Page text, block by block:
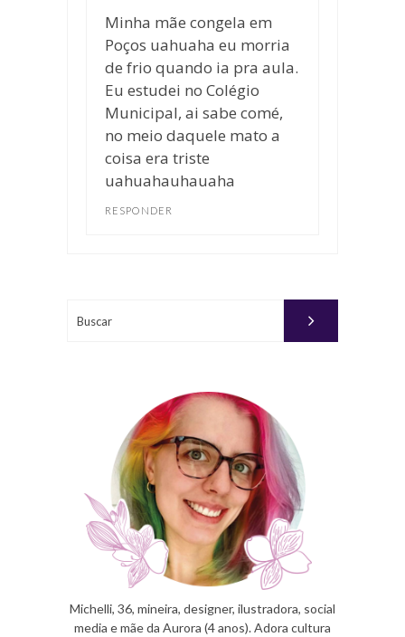
Minha mãe congela em
Poços uahuaha eu morria
de frio quando ia pra aula.
Eu estudei no Colégio
Municipal, ai sabe comé,
no meio daquele mato a
coisa era triste
uahuahauhauaha
RESPONDER
Michelli, 36, mineira, designer, ilustradora, social
media e mãe da Aurora (4 anos). Adora cultura